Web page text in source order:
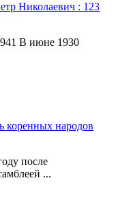
Николаевич : 123
В июне 1930
коренных народов
после
...